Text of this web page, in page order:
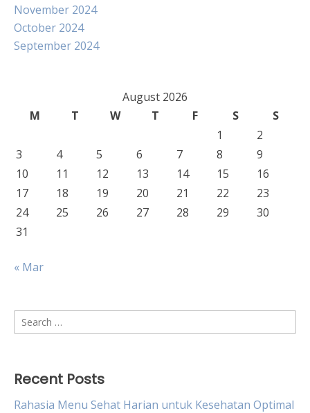
November 2024
October 2024
September 2024
August 2026
M
T W T F S
S
1
2
3
4 5 6 7 8
9
10
11 12 13 14 15
16
17
18 19 20 21 22
23
24
25 26 27 28 29
30
31
« Mar
Search
for:
Recent Posts
Rahasia Menu Sehat Harian untuk Kesehatan Optimal